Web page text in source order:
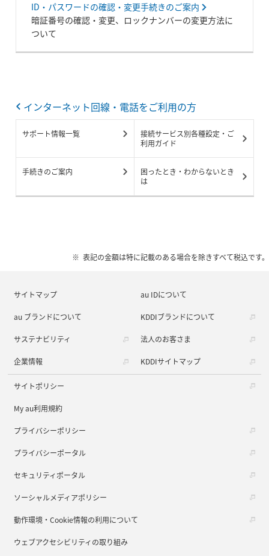
ID・パスワードの確認・変更手続きのご案内
暗証番号の確認・変更、ロックナンバーの変更方法に
ついて
インターネット回線・電話をご利用の方
サポート情報一覧
接続サービス別各種設定・ご
利用ガイド
手続きのご案内
困ったとき・わからないとき
は
表記の金額は特に記載のある場合を除きすべて税込です。
サイトマップ au IDについて
au ブランドについて KDDIブランドについて
サステナビリティ 法人のお客さま
企業情報 KDDIサイトマップ
サイトポリシー
My au利用規約
プライバシーポリシー
プライバシーポータル
セキュリティポータル
ソーシャルメディアポリシー
動作環境・Cookie情報の利用について
ウェブアクセシビリティの取り組み